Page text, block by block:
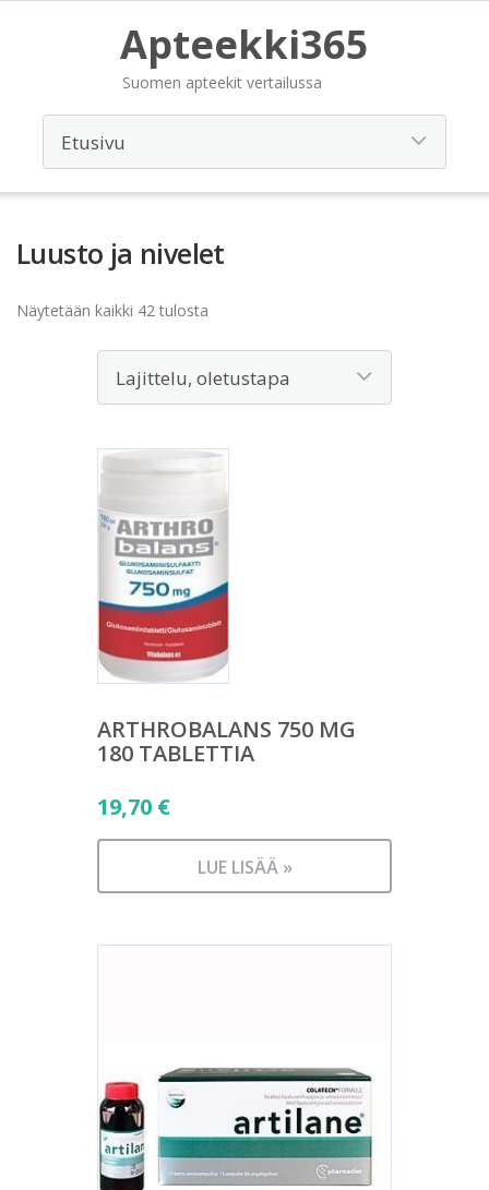
Apteekki365
Suomen apteekit vertailussa
Luusto ja nivelet
Näytetään kaikki 42 tulosta
ARTHROBALANS 750 MG
180 TABLETTIA
19,70 €
LUE LISÄÄ »